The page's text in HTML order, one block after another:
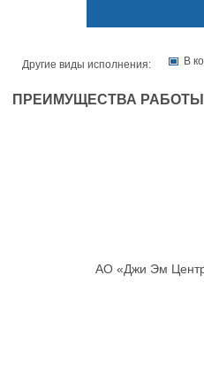
Другие виды исполнения: В
ПРЕИМУЩЕСТВА
АО «Джи Эм